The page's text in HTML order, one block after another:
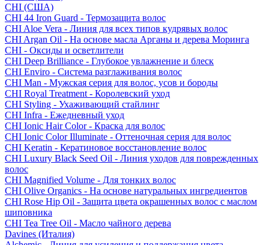
CHI (США)
CHI 44 Iron Guard - Термозащита волос
CHI Aloe Vera - Линия для всех типов кудрявых волос
CHI Argan Oil - На основе масла Арганы и дерева Моринга
CHI - Оксиды и осветлители
CHI Deep Brilliance - Глубокое увлажнение и блеск
CHI Enviro - Система разглаживания волос
CHI Man - Мужская серия для волос, усов и бороды
CHI Royal Treatment - Королевский уход
CHI Styling - Ухаживающий стайлинг
CHI Infra - Ежедневный уход
CHI Ionic Hair Color - Краска для волос
CHI Ionic Color Illuminate - Оттеночная серия для волос
CHI Keratin - Кератиновое восстановление волос
CHI Luxury Black Seed Oil - Линия уходов для поврежденных
волос
CHI Magnified Volume - Для тонких волос
CHI Olive Organics - На основе натуральных ингредиентов
CHI Rose Hip Oil - Защита цвета окрашенных волос с маслом
шиповника
CHI Tea Tree Oil - Масло чайного дерева
Davines (Италия)